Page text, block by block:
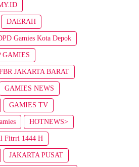
DAERAH
Gamies Kota Depok
GAMIES
JAKARTA BARAT
GAMIES NEWS
GAMIES TV
HOTNEWS>
Fitrri 1444 H
JAKARTA PUSAT